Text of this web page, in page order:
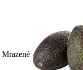
Mrazené